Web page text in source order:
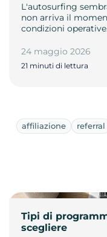
L'autosurfing
non arriva il
condizioni
24 maggio 2026
21 minuti di lettura
affiliazione referral
Tipi di
scegliere